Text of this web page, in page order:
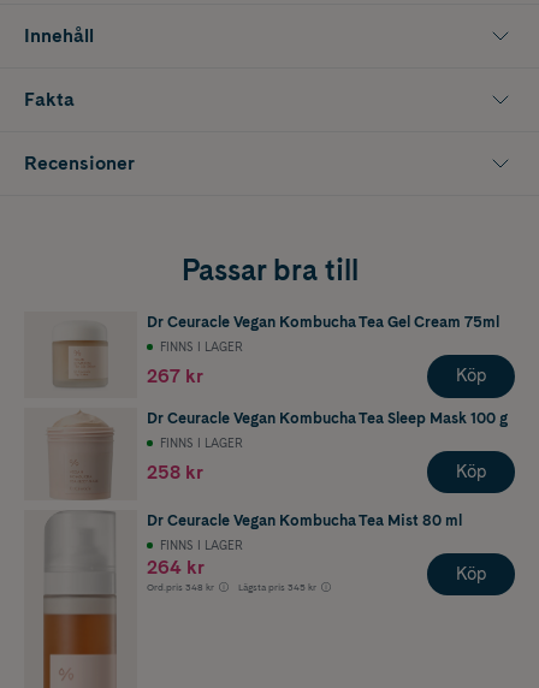
Innehåll
Fakta
Recensioner
Passar bra till
Dr Ceuracle Vegan Kombucha Tea Gel Cream 75ml
FINNS I LAGER
267 kr Köp
Dr Ceuracle Vegan Kombucha Tea Sleep Mask 100 g
FINNS I LAGER
258 kr Köp
Dr Ceuracle Vegan Kombucha Tea Mist 80 ml
FINNS I LAGER
264 kr
Ord.pris 348 kr Lägsta pris 345 kr
Köp